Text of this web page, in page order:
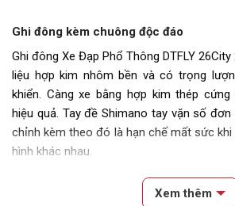
Chiều cao phù hợp Trên 1m55
Lưu ý
Thông số kỹ
được thay
nhằm nâng
Ghi đông kèm chuông độc đáo
Ghi đông Xe Đạp Phổ Thông DTFLY
liệu hợp kim nhôm bền và có trọng
khiển. Càng xe bằng hợp kim thép
hiệu quả. Tay đề Shimano tay vặn số đơn
chỉnh kèm theo đó là hạn chế mất sức
hình khác nhau.
Xe Đạp Phổ Thông DTFLY 26City 26 Inch
kèm theo các tiện ích như: giỏ xe và
Xem thêm